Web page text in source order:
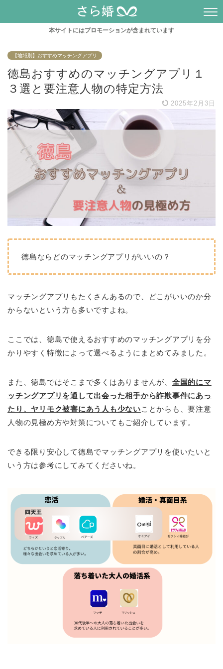
本サイトにはプロモーションが含まれています
【地域別】おすすめマッチングアプリ
徳島おすすめのマッチングアプリ１
３選と要注意人物の特定方法
2025年2月3日
徳島ならどのマッチングアプリがいいの？
マッチングアプリもたくさんあるので、どこがいいのか分
からないという方も多いですよね。
ここでは、徳島で使えるおすすめのマッチングアプリを分
かりやすく特徴によって選べるようにまとめてみました。
また、徳島ではそこまで多くはありませんが、 全国的にマ
ッチングアプリを通して出会った相手から詐欺事件にあっ
たり、ヤリモク被害にあう人も少ないことからも、要注意
人物の見極め方や対策についてもご紹介しています。
できる限り安心して徳島でマッチングアプリを使いたいと
いう方は参考にしてみてくださいね。